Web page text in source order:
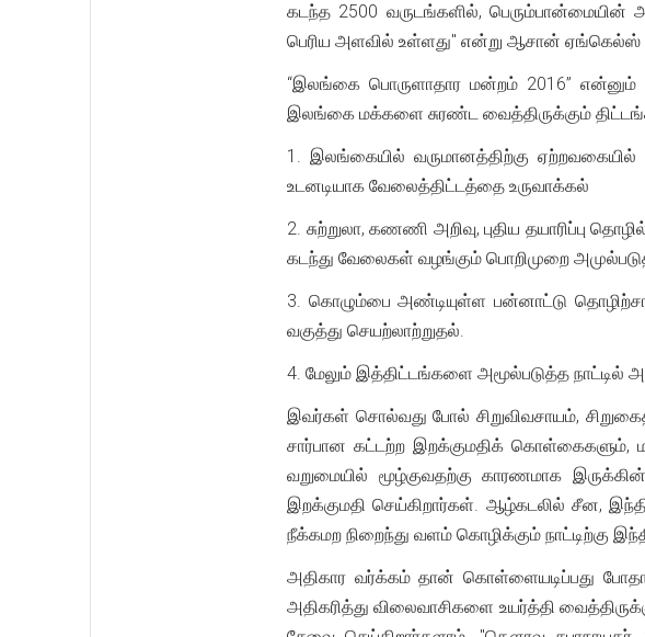
கடந்த 2500 வருடங்களில், பெரும்பான்மையின்
பெரிய அளவில் உள்ளது" என்று ஆசான் ஏங்கெல்ஸ்
“இலங்கை பொருளாதார மன்றம் 2016” என்னும்
இலங்கை மக்களை சுரண்ட வைத்திருக்கும்
1. இலங்கையில் வருமானத்திற்கு
உடனடியாக வேலைத்திட்டத்தை உருவாக்கல்
2. சுற்றுலா, கணணி அறிவு, புதிய தயாரிப்பு
கடந்து வேலைகள் வழங்கும் பொறிமுறை
3. கொழும்பை அண்டியுள்ள பன்னாட்டு
வகுத்து செயற்லாற்றுதல்.
4. மேலும் இத்திட்டங்களை அமூல்படுத்த நாட்டில்
இவர்கள் சொல்வது போல் சிறுவிவசாயம்,
சார்பான கட்டற்ற இறக்குமதிக்
வறுமையில் மூழ்குவதற்கு காரணமாக
இறக்குமதி செய்கிறார்கள். ஆழ்கடலில் சீன,
நீக்கமற நிறைந்து வளம் கொழிக்கும் நாட்டிற்கு
அதிகார வர்க்கம் தான் கொள்ளையடிப்பது
அதிகரித்து விலைவாசிகளை உயர்த்தி